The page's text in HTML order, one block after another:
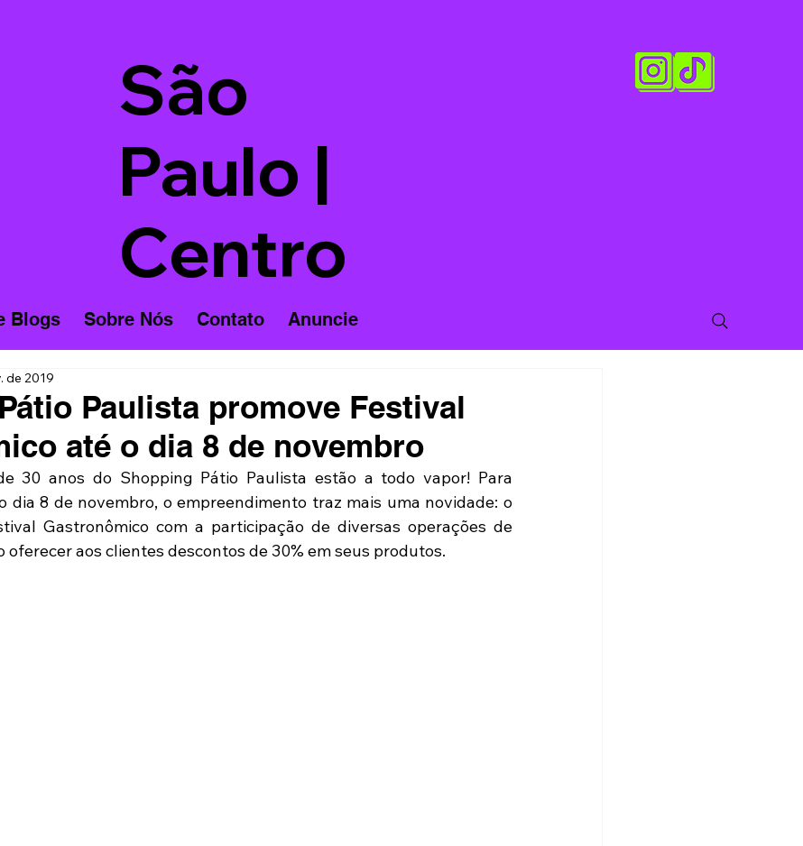
São
Paulo |
Centro
Blogs Sobre Nós Contato Anuncie
Paulista promove Festival
até o dia 8 de novembro
de 2019
30 anos do Shopping Pátio Paulista estão a todo vapor! Para
dia 8 de novembro, o empreendimento traz mais uma novidade: o
Gastronômico com a participação de diversas operações de
oferecer aos clientes descontos de 30% em seus produtos.